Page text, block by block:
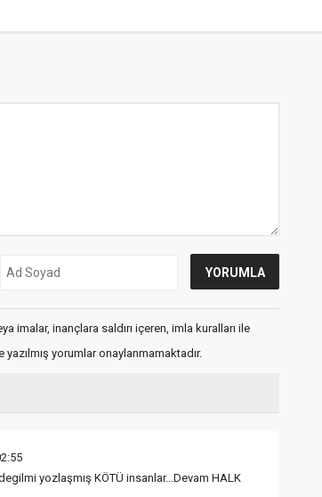
imalar, inançlara saldırı içeren, imla kuralları ile
yorumlar onaylanmamaktadır.
yozlaşmış KÖTÜ insanlar...Devam HALK